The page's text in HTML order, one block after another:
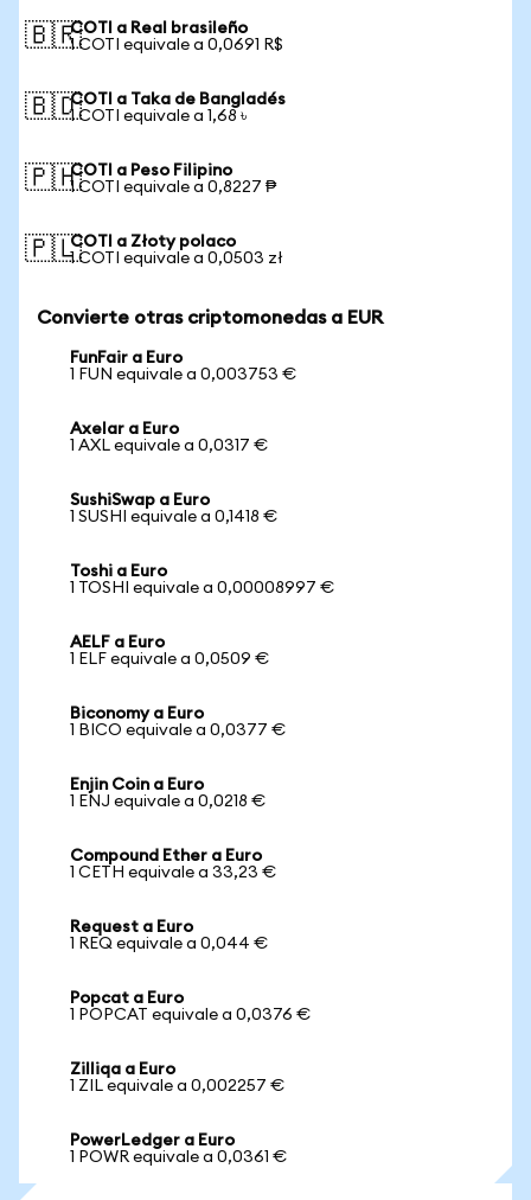
🇧🇷COTI a Real brasileño
1 COTI equivale a 0,0691 R$
🇧🇩COTI a Taka de Bangladés
1 COTI equivale a 1,68 ৳
🇵🇭COTI a Peso Filipino
1 COTI equivale a 0,8227 ₱
🇵🇱COTI a Złoty polaco
1 COTI equivale a 0,0503 zł
Convierte otras criptomonedas a EUR
FunFair a Euro
1 FUN equivale a 0,003753 €
Axelar a Euro
1 AXL equivale a 0,0317 €
SushiSwap a Euro
1 SUSHI equivale a 0,1418 €
Toshi a Euro
1 TOSHI equivale a 0,00008997 €
AELF a Euro
1 ELF equivale a 0,0509 €
Biconomy a Euro
1 BICO equivale a 0,0377 €
Enjin Coin a Euro
1 ENJ equivale a 0,0218 €
Compound Ether a Euro
1 CETH equivale a 33,23 €
Request a Euro
1 REQ equivale a 0,044 €
Popcat a Euro
1 POPCAT equivale a 0,0376 €
Zilliqa a Euro
1 ZIL equivale a 0,002257 €
PowerLedger a Euro
1 POWR equivale a 0,0361 €